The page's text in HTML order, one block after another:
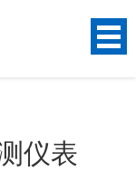
仪表